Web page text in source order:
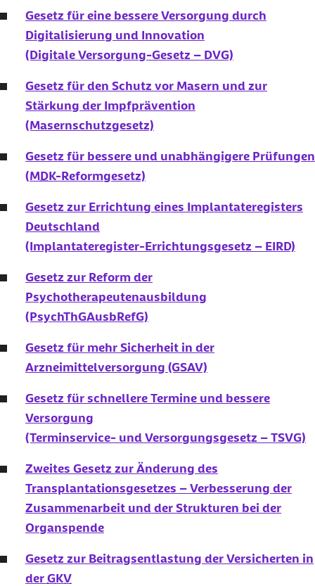
Gesetz für eine bessere Versorgung durch
Digitalisierung und Innovation
(Digitale Versorgung-Gesetz – DVG)
Gesetz für den Schutz vor Masern und zur
Stärkung der Impfprävention
(Masernschutzgesetz)
Gesetz für bessere und unabhängigere Prüfungen
(MDK-Reformgesetz)
Gesetz zur Errichtung eines Implantateregisters
Deutschland
(Implantateregister-Errichtungsgesetz – EIRD)
Gesetz zur Reform der
Psychotherapeutenausbildung
(PsychThGAusbRefG)
Gesetz für mehr Sicherheit in der
Arzneimittelversorgung (GSAV)
Gesetz für schnellere Termine und bessere
Versorgung
(Terminservice- und Versorgungsgesetz – TSVG)
Zweites Gesetz zur Änderung des
Transplantationsgesetzes – Verbesserung der
Zusammenarbeit und der Strukturen bei der
Organspende
Gesetz zur Beitragsentlastung der Versicherten in
der GKV